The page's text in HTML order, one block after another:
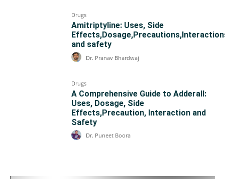
Drugs
Amitriptyline: Uses, Side
and safety
Dr. Pranav Bhardwaj
Drugs
A Comprehensive Guide to Adderall:
Uses, Dosage, Side
Effects,Precaution, Interaction and
Safety
Dr. Puneet Boora